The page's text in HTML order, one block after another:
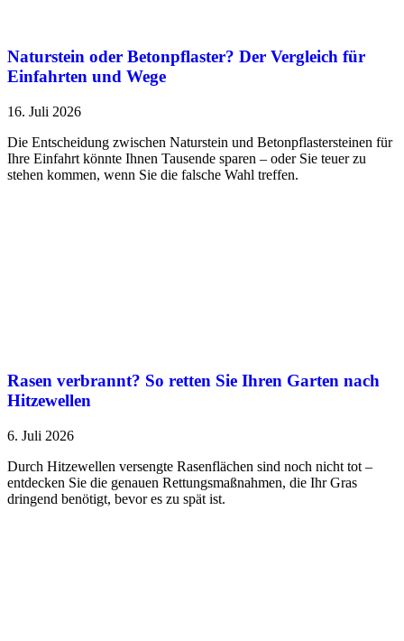
Naturstein oder Betonpflaster? Der Vergleich für
Einfahrten und Wege
16. Juli 2026
Die Entscheidung zwischen Naturstein und Betonpflastersteinen für
Ihre Einfahrt könnte Ihnen Tausende sparen – oder Sie teuer zu
stehen kommen, wenn Sie die falsche Wahl treffen.
Rasen verbrannt? So retten Sie Ihren Garten nach
Hitzewellen
6. Juli 2026
Durch Hitzewellen versengte Rasenflächen sind noch nicht tot –
entdecken Sie die genauen Rettungsmaßnahmen, die Ihr Gras
dringend benötigt, bevor es zu spät ist.